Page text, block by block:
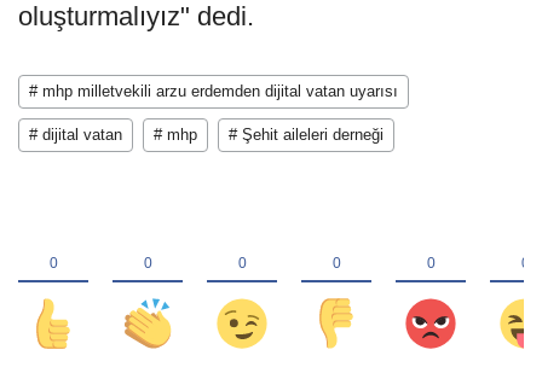
oluşturmalıyız" dedi.
# mhp milletvekili arzu erdemden dijital vatan uyarısı
# dijital vatan # mhp # Şehit aileleri derneği